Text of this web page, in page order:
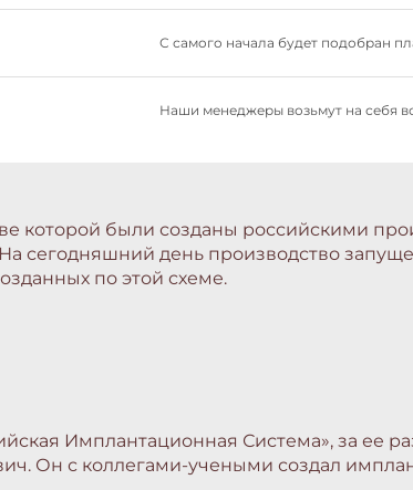
С самого начала будет подобран
Наши менеджеры возьмут на себя
которой были созданы российскими
сегодняшний день производство
по этой схеме.
Имплантационная Система», за ее
Он с коллегами-учеными создал